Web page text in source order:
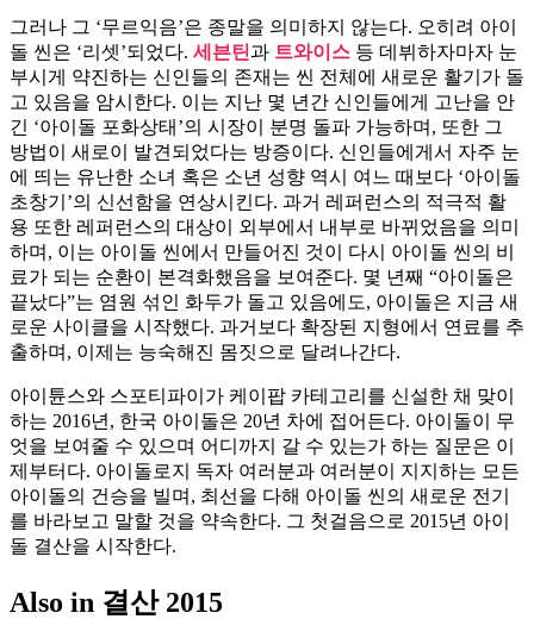
그러나 그 ‘무르익음’은 종말을 의미하지 않는다. 오히려 아이
돌 씬은 ‘리셋’되었다. 세븐틴과 트와이스 등 데뷔하자마자 눈
부시게 약진하는 신인들의 존재는 씬 전체에 새로운 활기가 돌
고 있음을 암시한다. 이는 지난 몇 년간 신인들에게 고난을 안
긴 ‘아이돌 포화상태’의 시장이 분명 돌파 가능하며, 또한 그
방법이 새로이 발견되었다는 방증이다. 신인들에게서 자주 눈
에 띄는 유난한 소녀 혹은 소년 성향 역시 여느 때보다 ‘아이돌
초창기’의 신선함을 연상시킨다. 과거 레퍼런스의 적극적 활
용 또한 레퍼런스의 대상이 외부에서 내부로 바뀌었음을 의미
하며, 이는 아이돌 씬에서 만들어진 것이 다시 아이돌 씬의 비
료가 되는 순환이 본격화했음을 보여준다. 몇 년째 “아이돌은
끝났다”는 염원 섞인 화두가 돌고 있음에도, 아이돌은 지금 새
로운 사이클을 시작했다. 과거보다 확장된 지형에서 연료를 추
출하며, 이제는 능숙해진 몸짓으로 달려나간다.
아이튠스와 스포티파이가 케이팝 카테고리를 신설한 채 맞이
하는 2016년, 한국 아이돌은 20년 차에 접어든다. 아이돌이 무
엇을 보여줄 수 있으며 어디까지 갈 수 있는가 하는 질문은 이
제부터다. 아이돌로지 독자 여러분과 여러분이 지지하는 모든
아이돌의 건승을 빌며, 최선을 다해 아이돌 씬의 새로운 전기
를 바라보고 말할 것을 약속한다. 그 첫걸음으로 2015년 아이
돌 결산을 시작한다.
Also in 결산 2015